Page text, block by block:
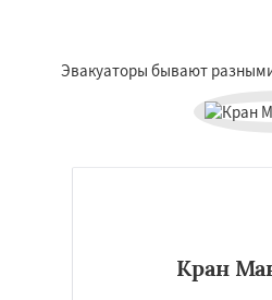
Эвакуаторы бывают
Кран